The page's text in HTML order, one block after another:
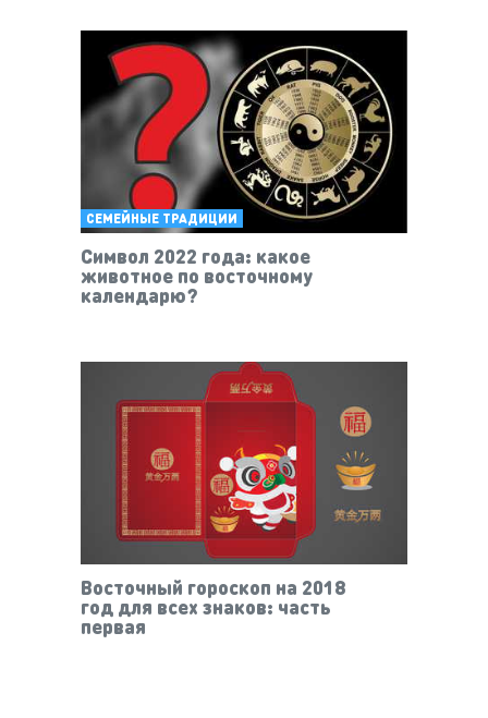
СЕМЕЙНЫЕ ТРАДИЦИИ
Символ 2022 года: какое
животное по восточному
календарю?
Восточный гороскоп на 2018
год для всех знаков: часть
первая